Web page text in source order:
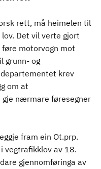
rett, må heimelen til
Det vil verte gjort
motorvogn mot
grunn- og
krev
om at
nærmare føresegner
fram ein Ot.prp.
vegtrafikklov av 18.
gjennomføringa av